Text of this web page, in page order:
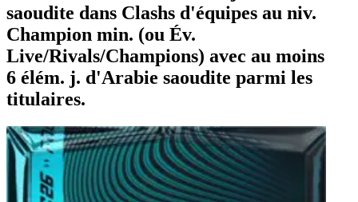
saoudite dans Clashs d'équipes au niv.
Champion min. (ou Év.
Live/Rivals/Champions) avec au moins
6 élém. j. d'Arabie saoudite parmi les
titulaires.